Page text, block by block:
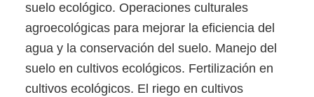
suelo ecológico. Operaciones culturales
agroecológicas para mejorar la eficiencia del
agua y la conservación del suelo. Manejo del
suelo en cultivos ecológicos. Fertilización en
cultivos ecológicos. El riego en cultivos